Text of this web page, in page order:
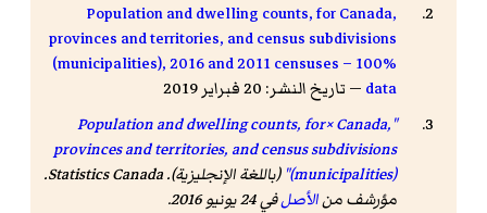
Population and dwelling counts, for Canada,
provinces and territories, and census subdivisions
(municipalities), 2016 and 2011 censuses – 100%
data — تاريخ النشر: 20 فبراير 2019
"Population and dwelling counts, for× Canada,
provinces and territories, and census subdivisions
(municipalities)"
(باللغة الإنجليزية). Statistics Canada.
مؤرشف منالأصلفي 24 يونيو 2016 .